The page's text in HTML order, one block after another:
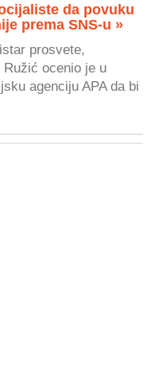
da povuku
prema SNS-u »
prosvete,
ocenio je u
agenciju APA da bi